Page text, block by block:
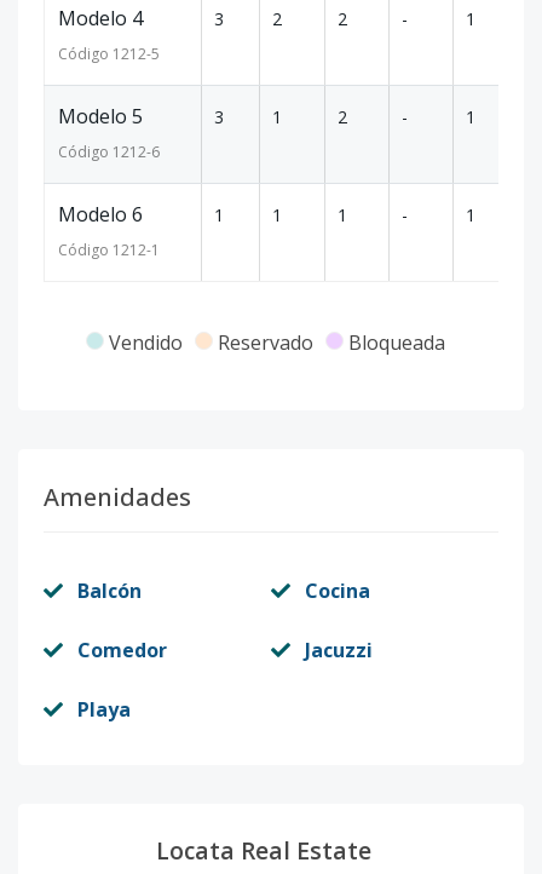
Modelo 4
Código 1212-5
3 2 2 - 1
Modelo 5
Código 1212-6
3 1 2 - 1
Modelo 6
Código 1212-1
1 1 1 - 1
Vendido Reservado Bloqueada
Amenidades
Balcón Cocina
Comedor Jacuzzi
Playa
Locata Real Estate